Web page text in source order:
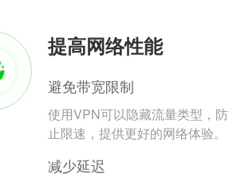
提高网络性能
避免带宽限制
使用VPN可以隐藏流量类型，防
止限速，提供更好的网络体验。
减少延迟